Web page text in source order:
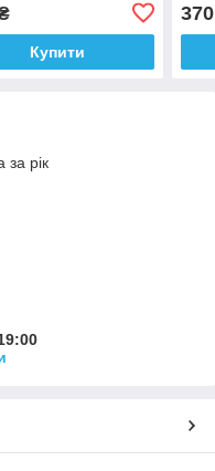
/сніжинки на
40см*170см
Купити
370
за рік